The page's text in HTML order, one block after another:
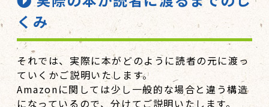
くみ
それでは、実際に本がどのように読者の元に渡っ
ていくかご説明いたします。
Amazonに関しては少し一般的な場合と違う構造
になっているので、分けてご説明いたします。